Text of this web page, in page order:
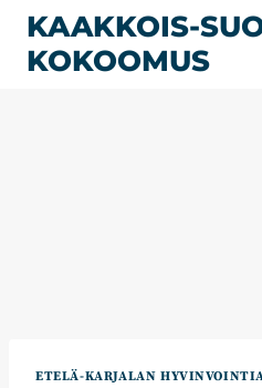
Siirry
sisältöön
KAAKKOIS-
KOKOOMUS
ETELÄ-KARJALAN